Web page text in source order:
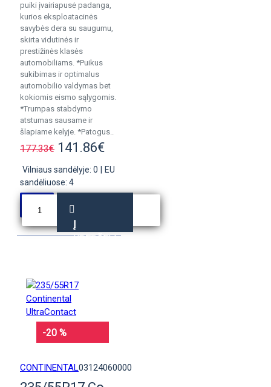
puiki įvairiapusė padanga,
kurios eksploatacinės
savybės dera su saugumu,
skirta vidutinės ir
prestižinės klasės
automobiliams. *Puikus
sukibimas ir optimalus
automobilio valdymas bet
kokiomis eismo sąlygomis.
*Trumpas stabdymo
atstumas sausame ir
šlapiame kelyje. *Patogus..
177.33€ 141.86€
Vilniaus sandėlyje: 0
EU
sandėliuose: 4
Į
KREPŠELĮ
-20 %
CONTINENTAL03124060000